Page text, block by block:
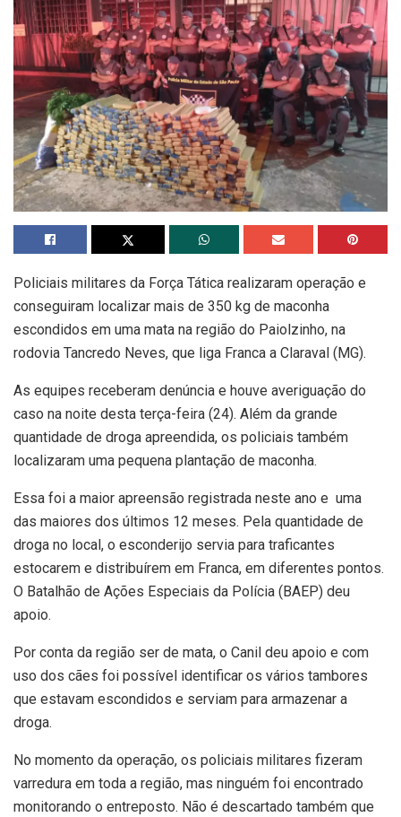
Policiais militares da Força Tática realizaram operação e
conseguiram localizar mais de 350 kg de maconha
escondidos em uma mata na região do Paiolzinho, na
rodovia Tancredo Neves, que liga Franca a Claraval (MG).
As equipes receberam denúncia e houve averiguação do
caso na noite desta terça-feira (24). Além da grande
quantidade de droga apreendida, os policiais também
localizaram uma pequena plantação de maconha.
Essa foi a maior apreensão registrada neste ano e uma
das maiores dos últimos 12 meses. Pela quantidade de
droga no local, o esconderijo servia para traficantes
estocarem e distribuírem em Franca, em diferentes pontos.
O Batalhão de Ações Especiais da Polícia (BAEP) deu
apoio.
Por conta da região ser de mata, o Canil deu apoio e com
uso dos cães foi possível identificar os vários tambores
que estavam escondidos e serviam para armazenar a
droga.
No momento da operação, os policiais militares fizeram
varredura em toda a região, mas ninguém foi encontrado
monitorando o entreposto. Não é descartado também que